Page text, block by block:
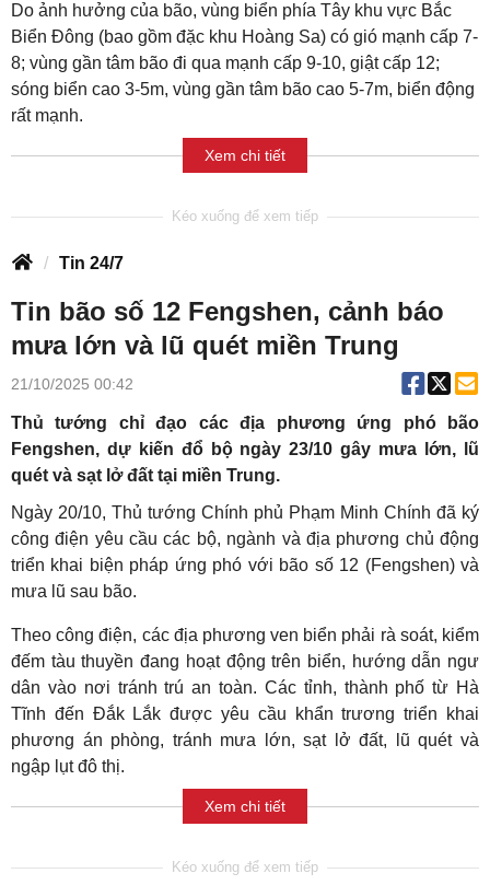
Do ảnh hưởng của bão, vùng biển phía Tây khu vực Bắc
Biển Đông (bao gồm đặc khu Hoàng Sa) có gió mạnh cấp 7-
8; vùng gần tâm bão đi qua mạnh cấp 9-10, giật cấp 12;
sóng biển cao 3-5m, vùng gần tâm bão cao 5-7m, biển động
rất mạnh.
Xem chi tiết
Tin 24/7
Tin bão số 12 Fengshen, cảnh báo
mưa lớn và lũ quét miền Trung
21/10/2025 00:42
Thủ tướng chỉ đạo các địa phương ứng phó bão
Fengshen, dự kiến đổ bộ ngày 23/10 gây mưa lớn, lũ
quét và sạt lở đất tại miền Trung.
Ngày 20/10, Thủ tướng Chính phủ Phạm Minh Chính đã ký
công điện yêu cầu các bộ, ngành và địa phương chủ động
triển khai biện pháp ứng phó với bão số 12 (Fengshen) và
mưa lũ sau bão.
Theo công điện, các địa phương ven biển phải rà soát, kiểm
đếm tàu thuyền đang hoạt động trên biển, hướng dẫn ngư
dân vào nơi tránh trú an toàn. Các tỉnh, thành phố từ Hà
Tĩnh đến Đắk Lắk được yêu cầu khẩn trương triển khai
phương án phòng, tránh mưa lớn, sạt lở đất, lũ quét và
ngập lụt đô thị.
Xem chi tiết